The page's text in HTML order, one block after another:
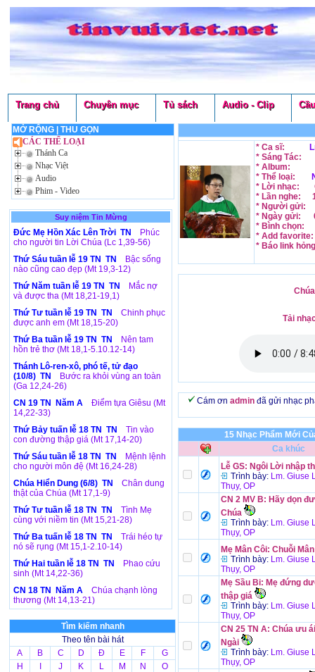
Trang chủ Chuyên mục Tủ sách Audio - Clip
MỞ RỘNG| THU GỌN
CÁC THỂ LOẠI
Thánh Ca
Nhạc Việt
Audio
Phim - Video
Suy niệm Tin Mừng
Đức Mẹ Hồn Xác Lên Trời TN
Phúc
cho người tin Lời Chúa (Lc 1,39-56)
Thứ Sáu tuần lễ 19 TN TN
Bậc sống
nào cũng cao đẹp (Mt 19,3-12)
Thứ Năm tuần lễ 19 TN TN
Mắc nợ
và được tha (Mt 18,21-19,1)
Thứ Tư tuần lễ 19 TN TN
Chinh phục
được anh em (Mt 18,15-20)
Thứ Ba tuần lễ 19 TN TN
Nên tam
hồn trẻ thơ (Mt 18,1-5.10.12-14)
Thánh Lô-ren-xô, phó tế, tử đạo
(10/8) TN
Bước ra khỏi vùng an toàn
(Ga 12,24-26)
CN 19 TN Năm A
Điểm tựa Giêsu (Mt
14,22-33)
Thứ Bảy tuấn lễ 18 TN TN
Tin vào
con đường thập giá (Mt 17,14-20)
Thứ Sáu tuần lễ 18 TN TN
Mệnh lệnh
cho người môn đệ (Mt 16,24-28)
Chúa Hiển Dung (6/8) TN
Chân dung
thật của Chúa (Mt 17,1-9)
Thứ Tư tuần lễ 18 TN TN
Tình Mẹ
cùng với niềm tin (Mt 15,21-28)
Thứ Ba tuấn lễ 18 TN TN
Trái héo tự
nó sẽ rụng (Mt 15,1-2.10-14)
Thứ Hai tuần lễ 18 TN TN
Phao cứu
sinh (Mt 14,22-36)
CN 18 TN Năm A
Chúa chạnh lòng
thương (Mt 14,13-21)
Tìm kiếm nhanh
Theo tên bài hát
A
B C D Đ E F
G
H
J K L M N
O
* Ca sĩ:
* Sáng Tác:
* Album:
* Thể loại:
* Lời nhạc:
* Lần nghe:
* Người gửi:
* Ngày gửi:
* Bình chọn:
* Add favorite:
* Báo link
Tải
Cám ơn admin đã gửi nhạc
15 Nhạc Phẩm Mới
Ca khúc
Lễ GS: Ngôi Lời nhập
Trình bày: Lm. Giuse
Thụy, OP
CN 2 MV B: Hãy dọn
Chúa
Trình bày: Lm. Giuse
Thụy, OP
Mẹ Mân Côi: Chuỗi
Trình bày: Lm. Giuse
Thụy, OP
Mẹ Sầu Bi: Mẹ đứng
thập giá
Trình bày: Lm. Giuse
Thụy, OP
CN 25 TN A: Chúa ưu
Ngài
Trình bày: Lm. Giuse
Thụy, OP